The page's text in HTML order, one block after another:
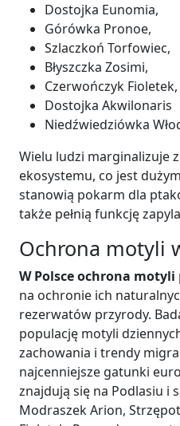
Dostojka Eunomia,
Górówka Pronoe,
Szlaczkoń Torfowiec,
Błyszczka Zosimi,
Czerwończyk Fioletek,
Dostojka Akwilonaris
Niedźwiedziówka
Wielu ludzi marginalizuje
ekosystemu, co jest
stanowią pokarm dla
także pełnią funkcję
Ochrona motyli
W Polsce ochrona motyli
na ochronie ich
rezerwatów przyrody.
populację motyli
zachowania i trendy
najcenniejsze gatunki
znajdują się na Podlasiu i
Modraszek Arion,